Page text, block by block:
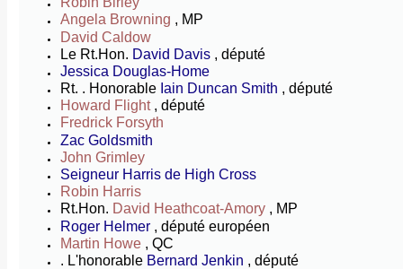
Angela Browning , MP
David Caldow
Le Rt.Hon. David Davis, député
Jessica Douglas-Home
Rt. . Honorable Iain Duncan Smith , député
Howard Flight, député
Fredrick Forsyth
Zac Goldsmith
John Grimley
Seigneur Harris de High Cross
Robin Harris
Rt.Hon. David Heathcoat-Amory, MP
Roger Helmer, député européen
Martin Howe, QC
. L'honorable Bernard Jenkin , député